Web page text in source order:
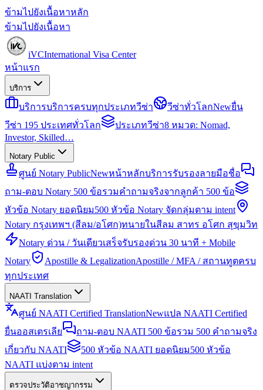
ข้ามไปยังเนื้อหาหลัก
ข้ามไปยังเนื้อหา
iVCInternational Visa Center
หน้าแรก
บริการ
บริการบริการครบทุกประเภทวีซ่า วีซ่าทั่วโลกNewยื่น
วีซ่า 195 ประเทศทั่วโลก
ประเภทวีซ่า8 หมวด: Nomad,
Investor, Skilled…
Notary Public
ศูนย์ Notary PublicNewหน้าหลักบริการรับรองลายมือชื่อ
ถาม-ตอบ Notary 500 ข้อรวมคำถามจริงจากลูกค้า 500 ข้อ
หัวข้อ Notary ยอดนิยม500 หัวข้อ Notary จัดกลุ่มตาม intent
Notary กรุงเทพฯ (สีลม/อโศก)ทนายในสีลม สาทร อโศก สุขุมวิท
Notary ด่วน / วันเดียวเสร็จรับรองด่วน 30 นาที + Mobile
Notary
Apostille & LegalizationApostille / MFA / สถานทูตครบ
ทุกประเทศ
NAATI Translation
ศูนย์ NAATI Certified TranslationNewแปล NAATI Certified
ยื่นออสเตรเลีย
ถาม-ตอบ NAATI 500 ข้อรวม 500 คำถามจริง
เกี่ยวกับ NAATI
500 หัวข้อ NAATI ยอดนิยม500 หัวข้อ
NAATI แบ่งตาม intent
ตรวจประวัติอาชญากรรม